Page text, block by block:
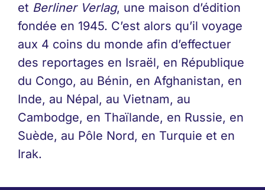
et Berliner Verlag, une maison d’édition
fondée en 1945. C’est alors qu’il voyage
aux 4 coins du monde afin d’effectuer
des reportages en Israël, en République
du Congo, au Bénin, en Afghanistan, en
Inde, au Népal, au Vietnam, au
Cambodge, en Thaïlande, en Russie, en
Suède, au Pôle Nord, en Turquie et en
Irak.